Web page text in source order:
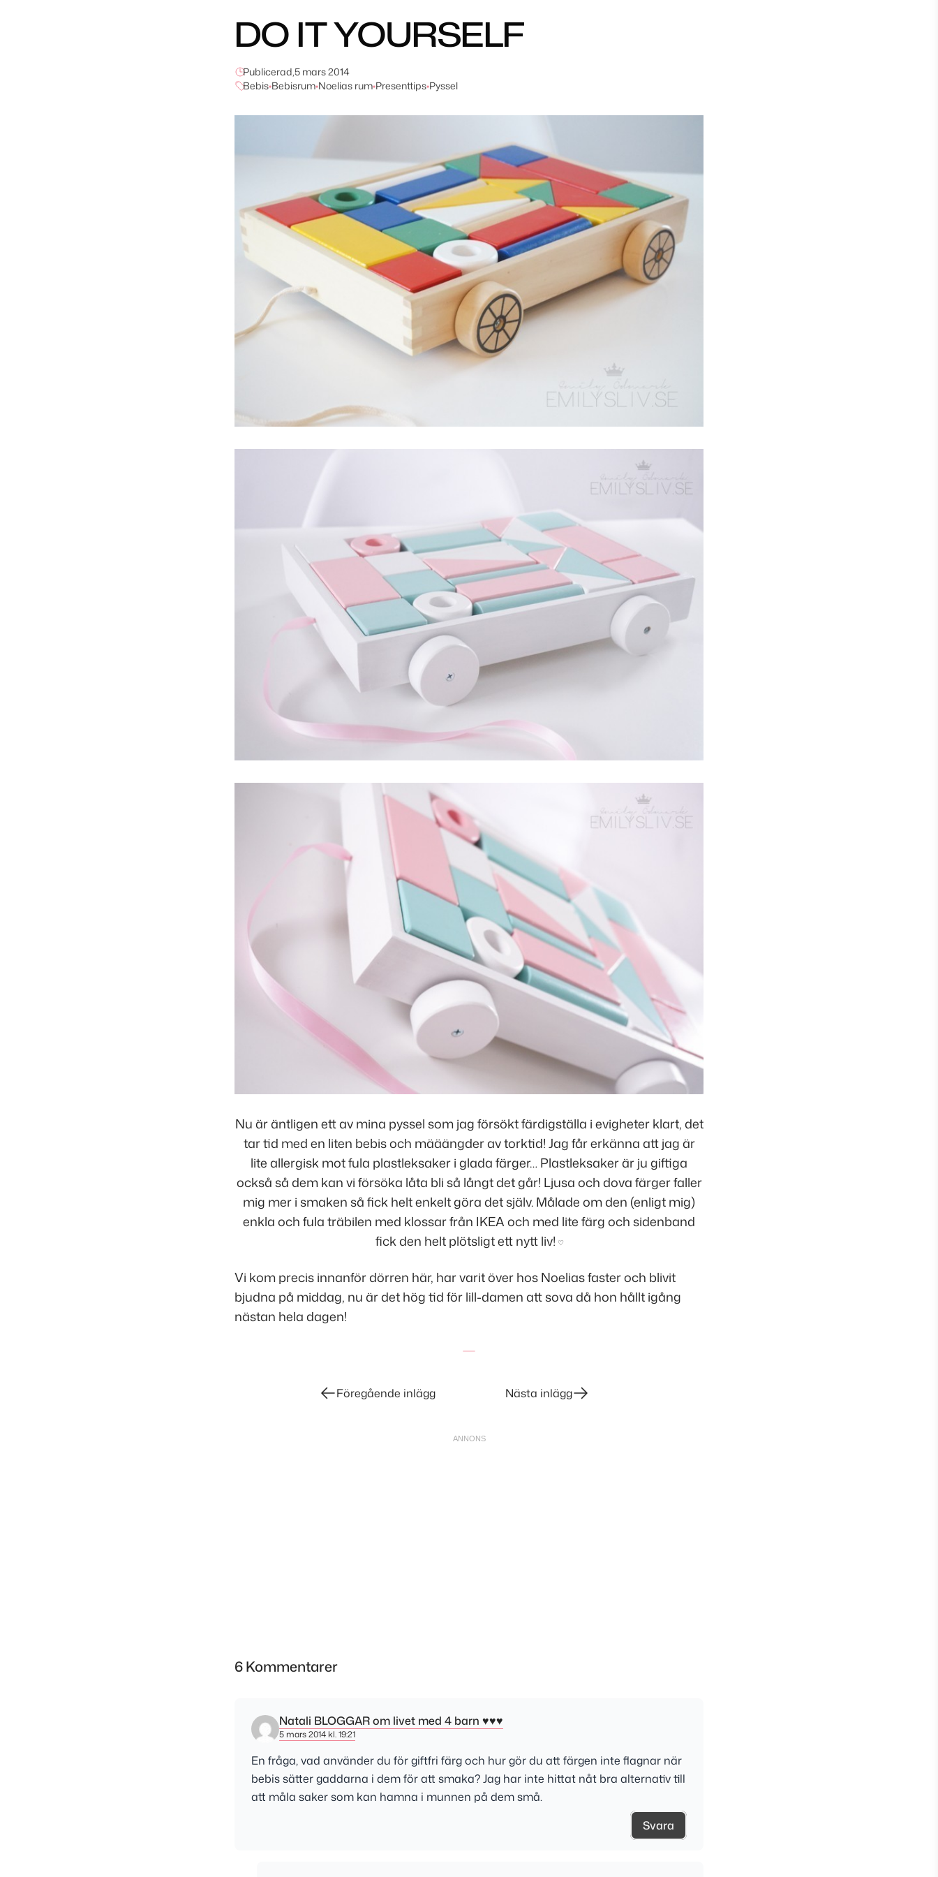
DO IT YOURSELF
Publicerad,5 mars 2014
Bebis•Bebisrum•Noelias rum•Presenttips•Pyssel
Nu är äntligen ett av mina pyssel som jag försökt färdigställa i evigheter klart, det
tar tid med en liten bebis och määängder av torktid! Jag får erkänna att jag är
lite allergisk mot fula plastleksaker i glada färger… Plastleksaker är ju giftiga
också så dem kan vi försöka låta bli så långt det går! Ljusa och dova färger faller
mig mer i smaken så fick helt enkelt göra det själv. Målade om den (enligt mig)
enkla och fula träbilen med klossar från IKEA och med lite färg och sidenband
fick den helt plötsligt ett nytt liv! ♡
Vi kom precis innanför dörren här, har varit över hos Noelias faster och blivit
bjudna på middag, nu är det hög tid för lill-damen att sova då hon hållt igång
nästan hela dagen!
Föregående inlägg Nästa inlägg
6 Kommentarer
Natali BLOGGAR om livet med 4 barn ♥♥♥
5 mars 2014 kl. 19:21
En fråga, vad använder du för giftfri färg och hur gör du att färgen inte flagnar när
bebis sätter gaddarna i dem för att smaka? Jag har inte hittat nåt bra alternativ till
att måla saker som kan hamna i munnen på dem små.
Svara